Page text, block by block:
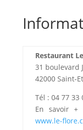
Restaurant
31 boulevard
42000 Saint-
Tél : 04 77 33
En savoir
www.le-